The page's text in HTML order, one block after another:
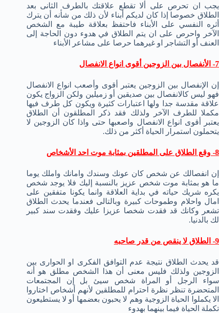
يجب ان تحرص على ألا تقطع علاقتك بالطرف الثانى بعد
الطلاق خصوصا إذا كان لديكم أبناء لأن ذلك من شأنه أن يترك
أثره النفسي على الأبناء فاحتفظ بعلاقة طيبة مع الشخص
الآخر واحرص على ان يتم الطلاق في هدوء دون الحاجة إلى
العنف أو التشاجر او غيرهما حرصا على مشاعر الأبناء
7- الأنفصال بين الزوجين أقوى انواع الانفصال
إن الإنفصال بين الزوجين يعتبر أقوى وأصعب انواع الانفصال
فهو ليس كالانفصال بين صديقين أو زميلين ولكن الزواج يكون
علاقة مقدسة جدا ولها اعتبارات كثيرة ويكون كل طرف فيها
مكملا للطرف الآخر ولذلك فقد ذكر المطلقون أن الطلاق
يعتبر أقوى انواع الانفصال واصعبها حتى واذا كان الزوجين لا
يتحملون استمرار الحياة أكثر من ذلك.
8- وقع الطلاق على المطلقين بمثابة موت احد الأشخاص
إن انفصالك عن شخص كان عونك وسندك وامانك واملك يوما
ما هو بمثابة موت شخص عزيز بالنسبة إليك فلا يوجد شخص
يكره شريك حياته في بداية العلاقة وانما يكونا متفقين على
امال واحلام وطموحات كبيرة وبالتالى فعندما يحدث الطلاق
تشعر وكانك قد فقدت شخصا عزيزا عليك وفقدت سند كبير
لك بالدنيا.
9- الطلاق لا ينقص من قدر صاحبه
قد يحدث الطلاق نتيجة عدم التوافق الفكرى او الحوارى بين
الزوجين ولذلك فليس معنى أن هذا الشخص مطلق هو أنه
سواء الرجل أو المراة شخص سيئ بل إن المجتمعات
المتحضرة تنظر نظرة احترام للمطلقين لأنهم أشخاص اختاروا
الا يكملوا الحياة الزوجية وهم لا يحبون بعضمها أو لا يستطيعون
تكملة الحياة فيما بينهما بهدوء